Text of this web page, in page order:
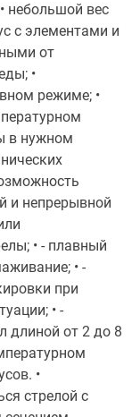
небольшой вес
с элементами и
от
•
режиме; •
в нужном
и непрерывной
• - плавный
• -
при
• -
длиной от 2 до 8
•
стрелой с